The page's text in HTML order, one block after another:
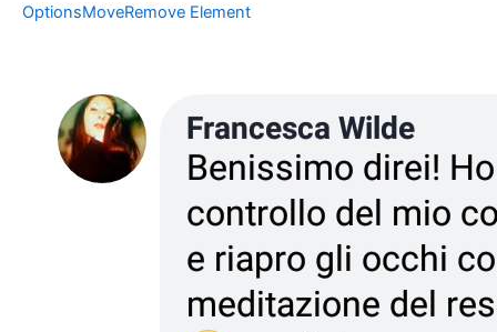
OptionsMoveRemove Element